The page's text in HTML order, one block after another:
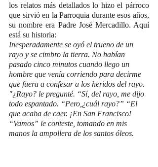
los relatos más detallados lo hizo el párroco
que sirvió en la Parroquia durante esos años,
su nombre era Padre José Mercadillo. Aquí
está su historia:
Inesperadamente se oyó el trueno de un
rayo y se cimbro la tierra. No habían
pasado cinco minutos cuando llego un
hombre que venía corriendo para decirme
que fuera a confesar a los heridos del rayo.
"¿Rayo? le pregunté. “Sí, del rayo, me dijo
todo espantado. “Pero,¿cuál rayo?” “El
que acaba de caer. ¡En San Francisco!
“Vamos” le conteste, tomando en mis
manos la ampollera de los santos óleos.